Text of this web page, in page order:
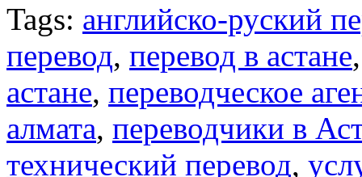
Tags: английско-руский
перевод, перевод в астане
астане, переводческое
алмата, переводчики в
технический перевод,